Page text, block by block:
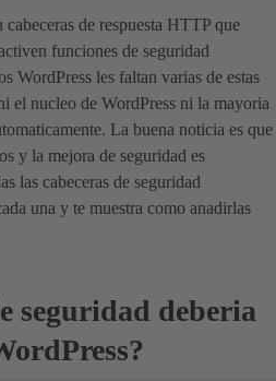
cabeceras de respuesta HTTP que
funciones de seguridad
WordPress les faltan varias de estas
el nucleo de WordPress ni la mayoria
La buena noticia es que
y la mejora de seguridad es
las cabeceras de seguridad
una y te muestra como anadirlas
seguridad deberia